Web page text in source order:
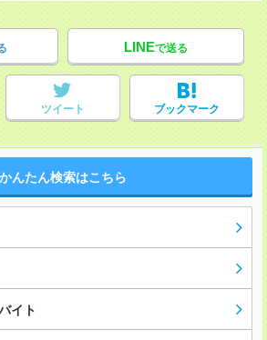
LINEで送る
ツイート ブックマーク
かんたん検索はこちら
イト